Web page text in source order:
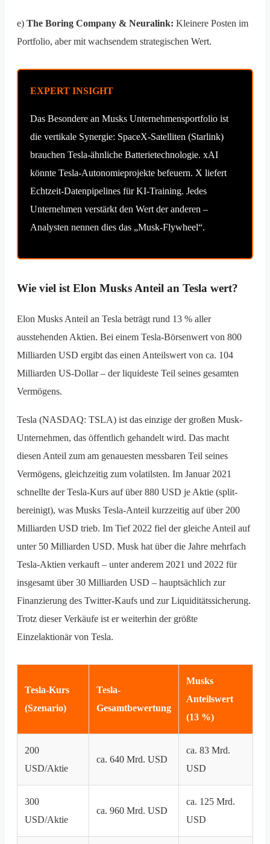
e) The Boring Company & Neuralink: Kleinere Posten im
Portfolio, aber mit wachsendem strategischen Wert.
EXPERT INSIGHT
Das Besondere an Musks Unternehmensportfolio ist
die vertikale Synergie: SpaceX-Satelliten (Starlink)
brauchen Tesla-ähnliche Batterietechnologie. xAI
könnte Tesla-Autonomieprojekte befeuern. X liefert
Echtzeit-Datenpipelines für KI-Training. Jedes
Unternehmen verstärkt den Wert der anderen –
Analysten nennen dies das „Musk-Flywheel“.
Wie viel ist Elon Musks Anteil an Tesla wert?
Elon Musks Anteil an Tesla beträgt rund 13 % aller
ausstehenden Aktien. Bei einem Tesla-Börsenwert von 800
Milliarden USD ergibt das einen Anteilswert von ca. 104
Milliarden US-Dollar – der liquideste Teil seines gesamten
Vermögens.
Tesla (NASDAQ: TSLA) ist das einzige der großen Musk-
Unternehmen, das öffentlich gehandelt wird. Das macht
diesen Anteil zum am genauesten messbaren Teil seines
Vermögens, gleichzeitig zum volatilsten. Im Januar 2021
schnellte der Tesla-Kurs auf über 880 USD je Aktie (split-
bereinigt), was Musks Tesla-Anteil kurzzeitig auf über 200
Milliarden USD trieb. Im Tief 2022 fiel der gleiche Anteil auf
unter 50 Milliarden USD. Musk hat über die Jahre mehrfach
Tesla-Aktien verkauft – unter anderem 2021 und 2022 für
insgesamt über 30 Milliarden USD – hauptsächlich zur
Finanzierung des Twitter-Kaufs und zur Liquiditätssicherung.
Trotz dieser Verkäufe ist er weiterhin der größte
Einzelaktionär von Tesla.
Tesla-Kurs
(Szenario)
Tesla-
Gesamtbewertung
Musks
Anteilswert
(13 %)
200
USD/Aktie
ca. 640 Mrd. USD
ca. 83 Mrd.
USD
300
USD/Aktie
ca. 960 Mrd. USD
ca. 125 Mrd.
USD